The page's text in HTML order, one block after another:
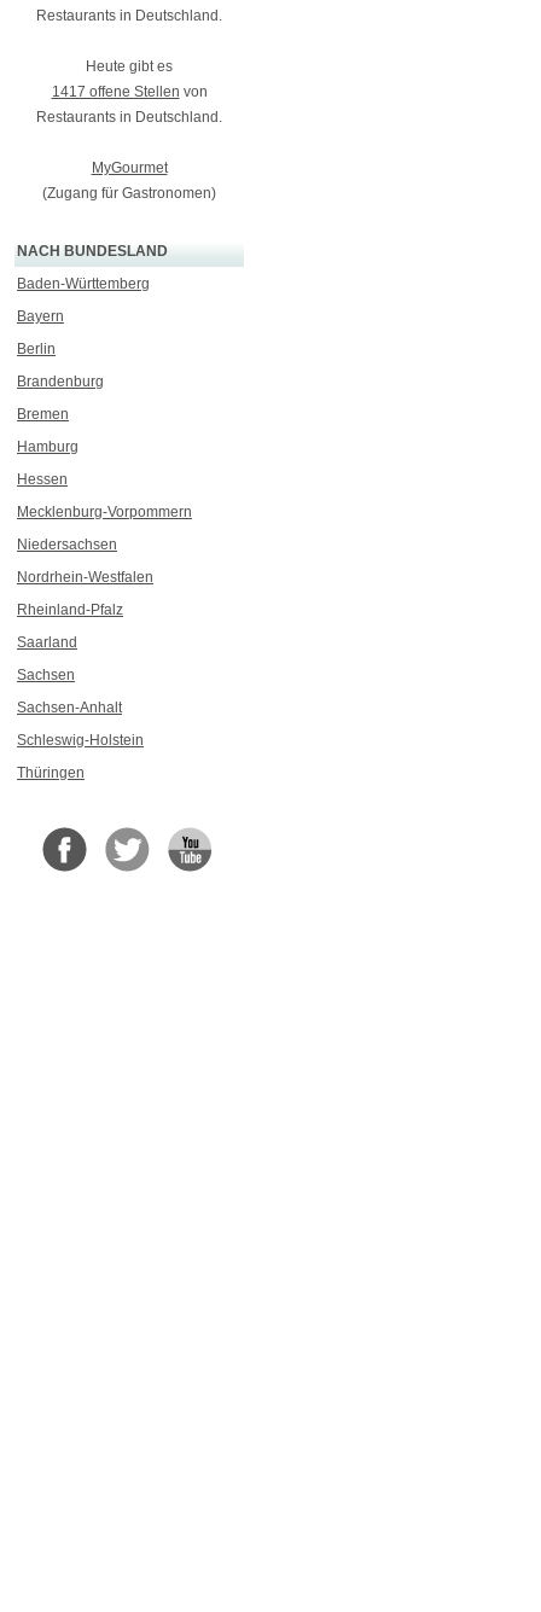
Restaurants in Deutschland.
Heute gibt es
1417 offene Stellen von
Restaurants in Deutschland.
MyGourmet
(Zugang für Gastronomen)
NACH BUNDESLAND
Baden-Württemberg
Bayern
Berlin
Brandenburg
Bremen
Hamburg
Hessen
Mecklenburg-Vorpommern
Niedersachsen
Nordrhein-Westfalen
Rheinland-Pfalz
Saarland
Sachsen
Sachsen-Anhalt
Schleswig-Holstein
Thüringen